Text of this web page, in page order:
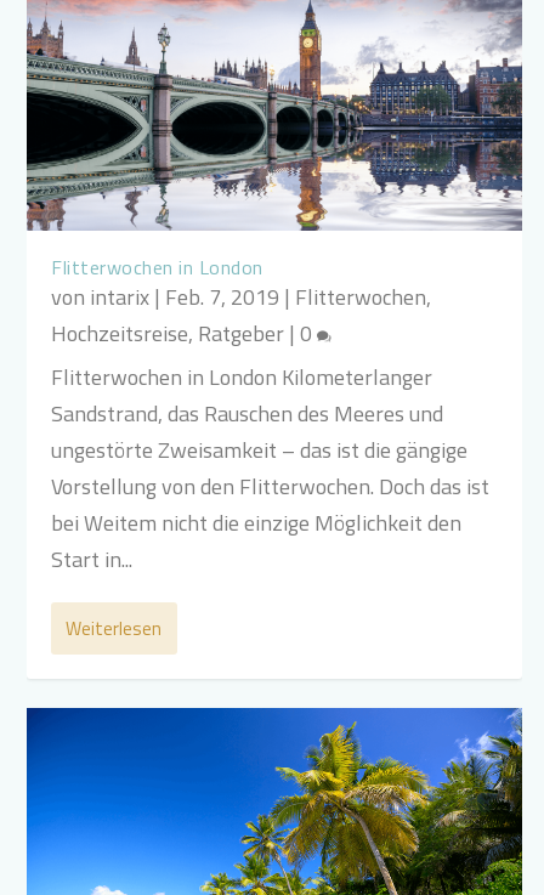
Flitterwochen in London
von intarix| Feb. 7, 2019 | Flitterwochen,
Hochzeitsreise, Ratgeber|0
Flitterwochen in London Kilometerlanger
Sandstrand, das Rauschen des Meeres und
ungestörte Zweisamkeit – das ist die gängige
Vorstellung von den Flitterwochen. Doch das ist
bei Weitem nicht die einzige Möglichkeit den
Start in...
Weiterlesen